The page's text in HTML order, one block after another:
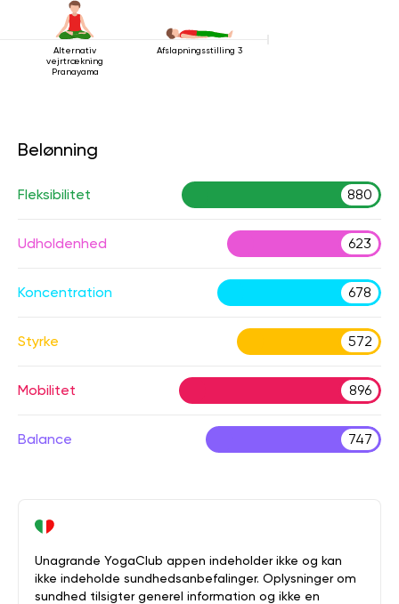
Alternativ
vejrtrækning
Pranayama
Afslapningsstilling 3
Belønning
Fleksibilitet 880
Udholdenhed 623
Koncentration 678
Styrke 572
Mobilitet 896
Balance 747
Unagrande YogaClub appen indeholder ikke og kan
ikke indeholde sundhedsanbefalinger. Oplysninger om
sundhed tilsigter generel information og ikke en